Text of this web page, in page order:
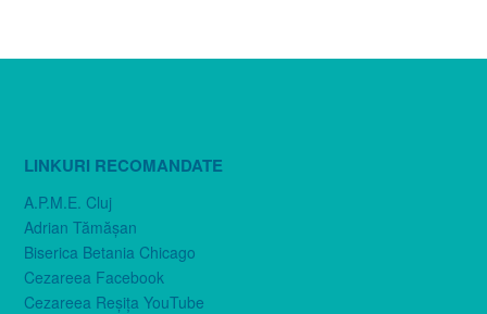
LINKURI RECOMANDATE
A.P.M.E. Cluj
Adrian Tămăşan
Biserica Betania Chicago
Cezareea Facebook
Cezareea Reşiţa YouTube